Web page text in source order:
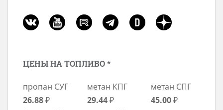
ЦЕНЫ НА ТОПЛИВО *
пропан СУГ
26.88₽
метан КПГ
29.44₽
метан СПГ
45.00₽